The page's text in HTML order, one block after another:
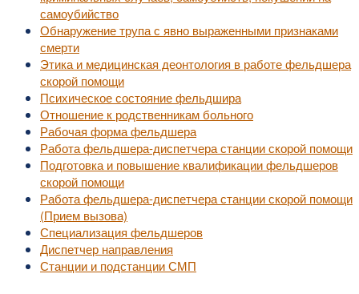
самоубийство
Обнаружение трупа с явно выраженными признаками
смерти
Этика и медицинская деонтология в работе фельдшера
скорой помощи
Психическое состояние фельдшира
Отношение к родственникам больного
Рабочая форма фельдшера
Работа фельдшера-диспетчера станции скорой помощи
Подготовка и повышение квалификации фельдшеров
скорой помощи
Работа фельдшера-диспетчера станции скорой помощи
(Прием вызова)
Специализация фельдшеров
Диспетчер направления
Станции и подстанции СМП